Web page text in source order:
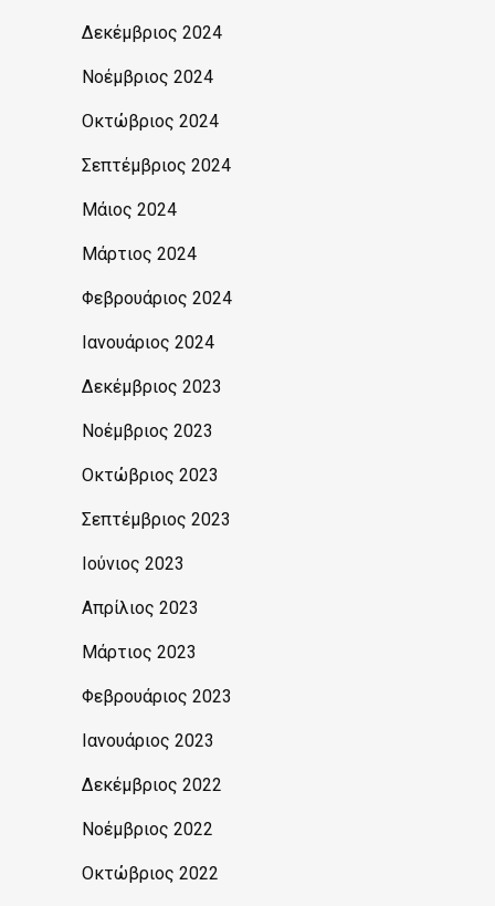
Δεκέμβριος 2024
Νοέμβριος 2024
Οκτώβριος 2024
Σεπτέμβριος 2024
Μάιος 2024
Μάρτιος 2024
Φεβρουάριος 2024
Ιανουάριος 2024
Δεκέμβριος 2023
Νοέμβριος 2023
Οκτώβριος 2023
Σεπτέμβριος 2023
Ιούνιος 2023
Απρίλιος 2023
Μάρτιος 2023
Φεβρουάριος 2023
Ιανουάριος 2023
Δεκέμβριος 2022
Νοέμβριος 2022
Οκτώβριος 2022